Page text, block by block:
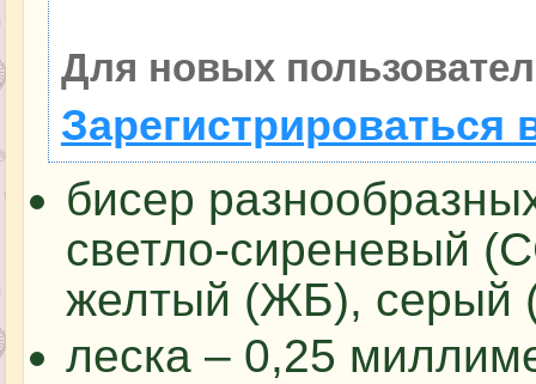
Для новых
Зарегистрироваться
бисер
светло-сиреневый
желтый (ЖБ), серый
леска – 0,25